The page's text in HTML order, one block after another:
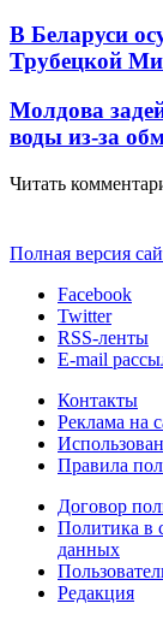
В Беларуси
Трубецкой
Молдова
воды из-за
Читать
Полная версия
Facebook
Twitter
RSS-ленты
E-mail
Контакты
Реклама на
Правила
Договор
Политика в
данных
Редакция